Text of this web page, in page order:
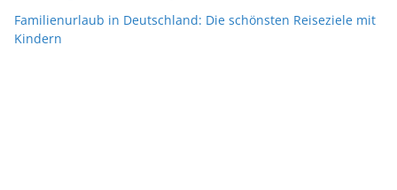
Familienurlaub in Deutschland: Die schönsten Reiseziele mit
Kindern